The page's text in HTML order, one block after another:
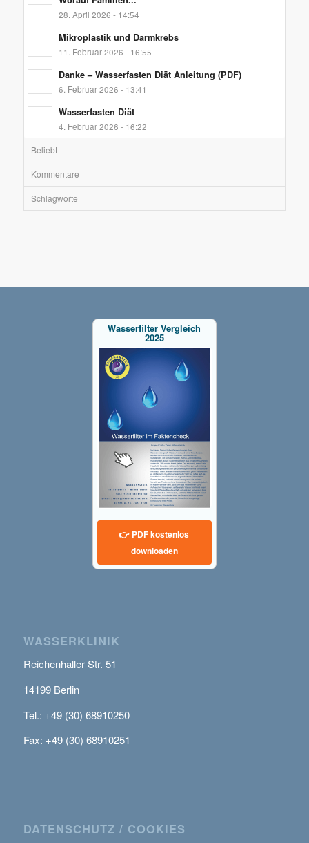
28. April 2026 - 14:54
Mikroplastik und Darmkrebs
11. Februar 2026 - 16:55
Danke – Wasserfasten Diät Anleitung (PDF)
6. Februar 2026 - 13:41
Wasserfasten Diät
4. Februar 2026 - 16:22
Beliebt
Kommentare
Schlagworte
Wasserfilter Vergleich
2025
👉 PDF kostenlos
downloaden
WASSERKLINIK
Reichenhaller Str. 51
14199 Berlin
Tel.: +49 (30) 68910250
Fax: +49 (30) 68910251
DATENSCHUTZ / COOKIES